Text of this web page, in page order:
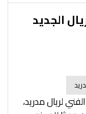
الجديد
لريال مدريد،